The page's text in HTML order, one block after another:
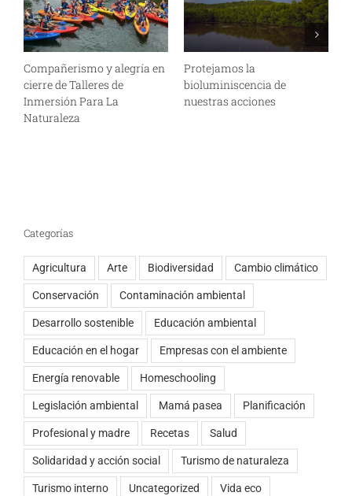
Compañerismo y alegría en
cierre de Talleres de
Inmersión Para La
Naturaleza
Protejamos la
bioluminiscencia de
nuestras acciones
Categorías
Agricultura Arte Biodiversidad Cambio climático
Conservación Contaminación ambiental
Desarrollo sostenible Educación ambiental
Educación en el hogar Empresas con el ambiente
Energía renovable Homeschooling
Legislación ambiental Mamá pasea Planificación
Profesional y madre Recetas Salud
Solidaridad y acción social Turismo de naturaleza
Turismo interno Uncategorized Vida eco